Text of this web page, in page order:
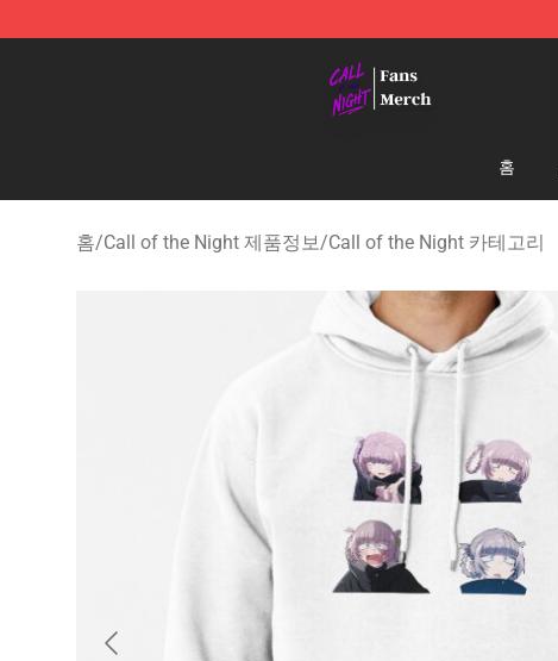
홈
홈/Call of the Night 제품정보/Call of the Night 카테고리